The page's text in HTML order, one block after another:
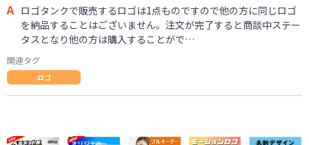
A ロゴタンクで販売するロゴは1点ものですので他の方に同じロゴ
を納品することはございません。注文が完了すると商談中ステー
タスとなり他の方は購入することがで…
関連タグ
ロゴ